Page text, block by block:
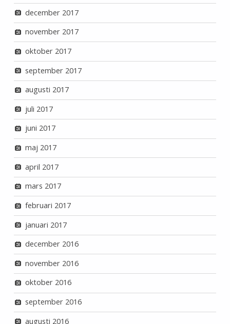
december 2017
november 2017
oktober 2017
september 2017
augusti 2017
juli 2017
juni 2017
maj 2017
april 2017
mars 2017
februari 2017
januari 2017
december 2016
november 2016
oktober 2016
september 2016
augusti 2016